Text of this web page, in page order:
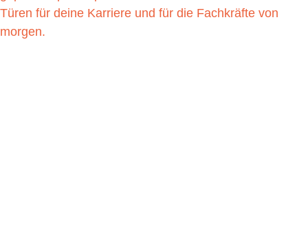
Türen für deine Karriere und für die Fachkräfte von
morgen.